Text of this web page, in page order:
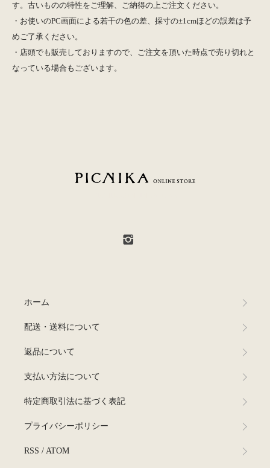
す。古いものの特性をご理解、ご納得の上ご注文ください。
・お使いのPC画面による若干の色の差、採寸の±1cmほどの誤差は予
めご了承ください。
・店頭でも販売しておりますので、ご注文を頂いた時点で売り切れと
なっている場合もございます。
ホーム
配送・送料について
返品について
支払い方法について
特定商取引法に基づく表記
プライバシーポリシー
RSS / ATOM